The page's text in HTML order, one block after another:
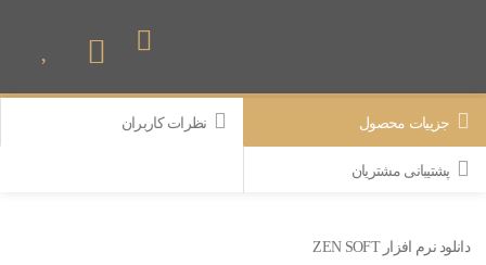
جزییات محصول نظرات کاربران
پشتیبانی مشتریان
دانلود نرم افزار ZEN SOFT